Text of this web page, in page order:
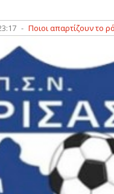
- Ποιοι απαρτίζουν το ρόστερ